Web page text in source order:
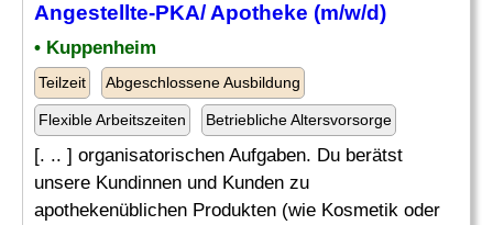
Angestellte-PKA/ Apotheke (m/w/d)
• Kuppenheim
Teilzeit Abgeschlossene Ausbildung
Flexible Arbeitszeiten Betriebliche Altersvorsorge
[. .. ] organisatorischen Aufgaben. Du berätst
unsere Kundinnen und Kunden zu
apothekenüblichen Produkten (wie Kosmetik oder